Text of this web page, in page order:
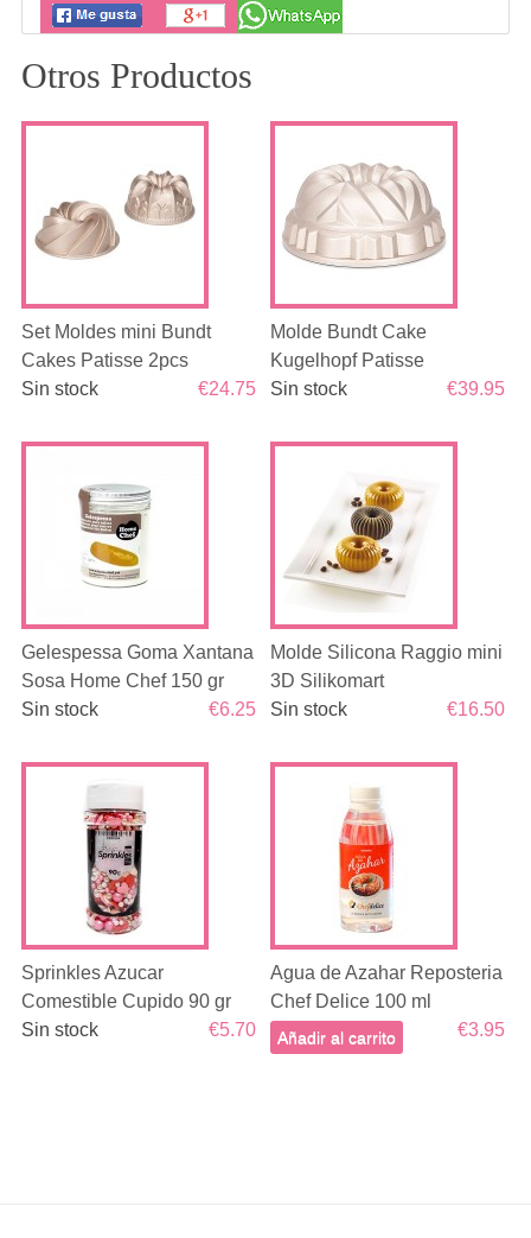
Otros Productos
Set Moldes mini Bundt
Cakes Patisse 2pcs
€24.75
Sin stock
Molde Bundt Cake
Kugelhopf Patisse
€39.95
Sin stock
Gelespessa Goma Xantana
Sosa Home Chef 150 gr
€6.25
Sin stock
Molde Silicona Raggio mini
3D Silikomart
€16.50
Sin stock
Sprinkles Azucar
Comestible Cupido 90 gr
€5.70
Sin stock
Agua de Azahar Reposteria
Chef Delice 100 ml
€3.95
Añadir al carrito